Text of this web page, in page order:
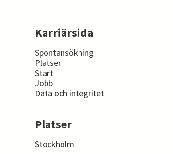
Karriärsida
Spontansökning
Platser
Start
Jobb
Data och integritet
Platser
Stockholm